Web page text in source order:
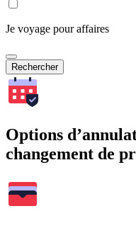
Je voyage pour affaires
Rechercher
Options
changement de